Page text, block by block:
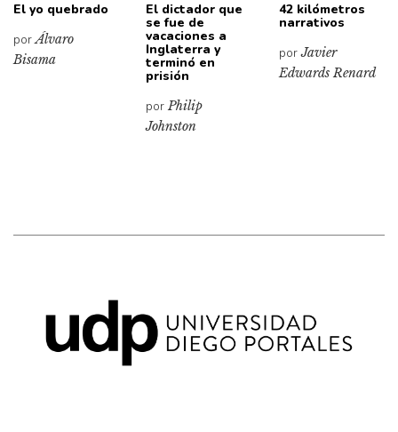
El yo quebrado
porÁlvaro
Bisama
El dictador que
se fue de
vacaciones a
Inglaterra y
terminó en
prisión
porPhilip
Johnston
42 kilómetros
narrativos
porJavier
Edwards Renard